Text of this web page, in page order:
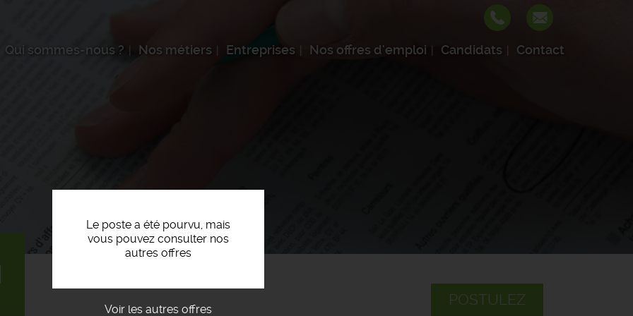
Qui sommes-nous ? Nos métiers Entreprises Nos offres d'emploi Candidats Contact
Le poste a été pourvu, mais
vous pouvez consulter nos
autres offres
Voir les autres offres
POSTULEZ